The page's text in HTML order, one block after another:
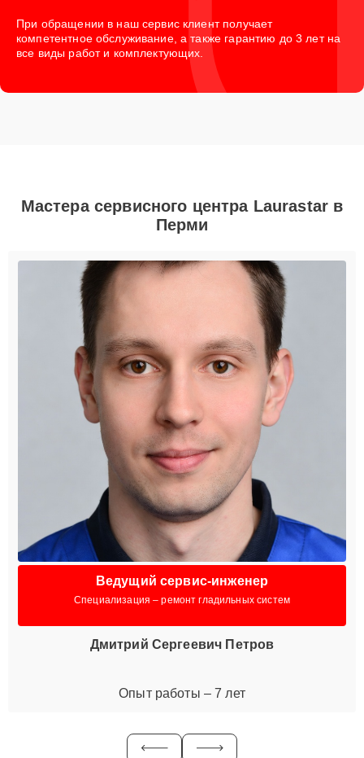
При обращении в наш сервис клиент получает
компетентное обслуживание, а также гарантию до 3 лет на
все виды работ и комплектующих.
Мастера сервисного центра Laurastar в
Перми
Ведущий сервис-инженер
Специализация – ремонт гладильных систем
Дмитрий Сергеевич Петров
Опыт работы – 7 лет